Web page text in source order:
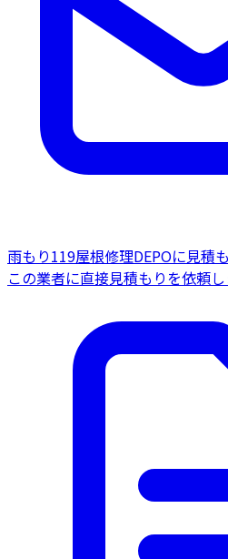
雨もり119屋根修理DEPOに見積
この業者に直接見積もりを依頼